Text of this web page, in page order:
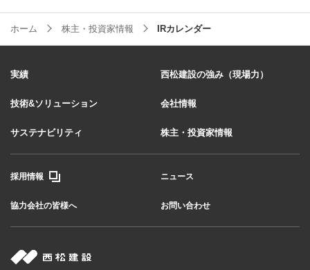
ホーム 株主・投資家情報 IRカレンダー
実績 西松建設の強み（現場力）
技術&ソリューション 会社情報
サステナビリティ 株主・投資家情報
採用情報 ニュース
協力会社の皆様へ お問い合わせ